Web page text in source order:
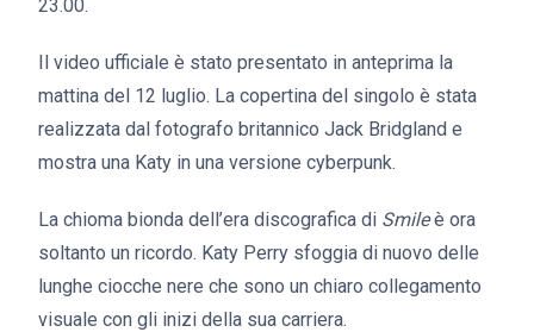
23.00.
Il video ufficiale è stato presentato in anteprima la
mattina del 12 luglio. La copertina del singolo è stata
realizzata dal fotografo britannico Jack Bridgland e
mostra una Katy in una versione cyberpunk.
La chioma bionda dell’era discografica di Smileè ora
soltanto un ricordo. Katy Perry sfoggia di nuovo delle
lunghe ciocche nere che sono un chiaro collegamento
visuale con gli inizi della sua carriera.